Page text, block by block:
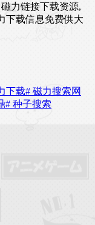
力链接下载资源,
下载信息免费供大
下载# 磁力搜索网
# 种子搜索